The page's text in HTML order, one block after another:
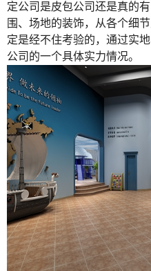
定公司是皮包公司还是真的
围、场地的装饰，从各个细
定是经不住考验的，通过实
公司的一个具体实力情况。